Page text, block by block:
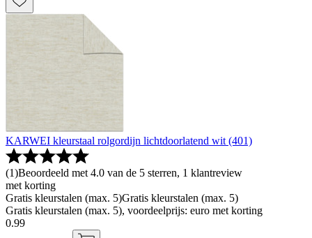
KARWEI kleurstaal rolgordijn lichtdoorlatend wit (401)
(1)Beoordeeld met 4.0 van de 5 sterren, 1 klantreview
met korting
Gratis kleurstalen (max. 5)Gratis kleurstalen (max. 5)
Gratis kleurstalen (max. 5), voordeelprijs: euro met korting
0.99